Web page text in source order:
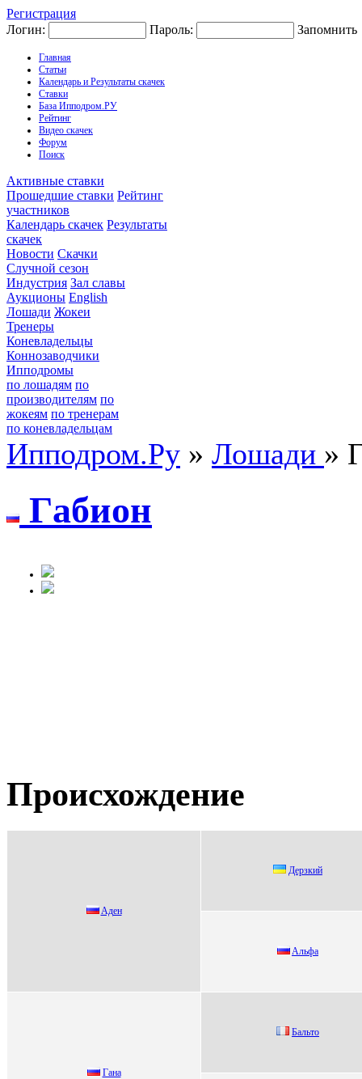
Регистрация
Логин:
Пароль: Запомнить
Главная
Статьи
Календарь и Результаты скачек
Ставки
База Ипподром.РУ
Рейтинг
Видео скачек
Форум
Поиск
Активные ставки
Прошедшие ставки Рейтинг
участников
Календарь скачек Результаты
скачек
Новости Скачки
Случной сезон
Индустрия Зал славы
Аукционы English
Лошади Жокеи
Тренеры
Коневладельцы
Коннозаводчики
Ипподромы
по лошадям по
производителям по
жокеям по тренерам
по коневладельцам
Ипподром.Ру » Лошади »
Гaбион
Происхождение
Aдeн
Дepзкий
Aльфа
Гана
Бальтo